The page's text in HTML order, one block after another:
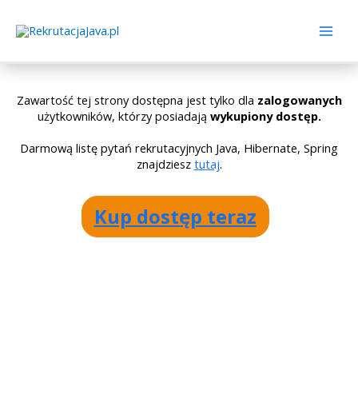
Zawartość tej strony dostępna jest tylko dla zalogowanych
użytkowników, którzy posiadają wykupiony dostęp.
Darmową listę pytań rekrutacyjnych Java, Hibernate, Spring
znajdziesz tutaj.
Kup dostęp teraz